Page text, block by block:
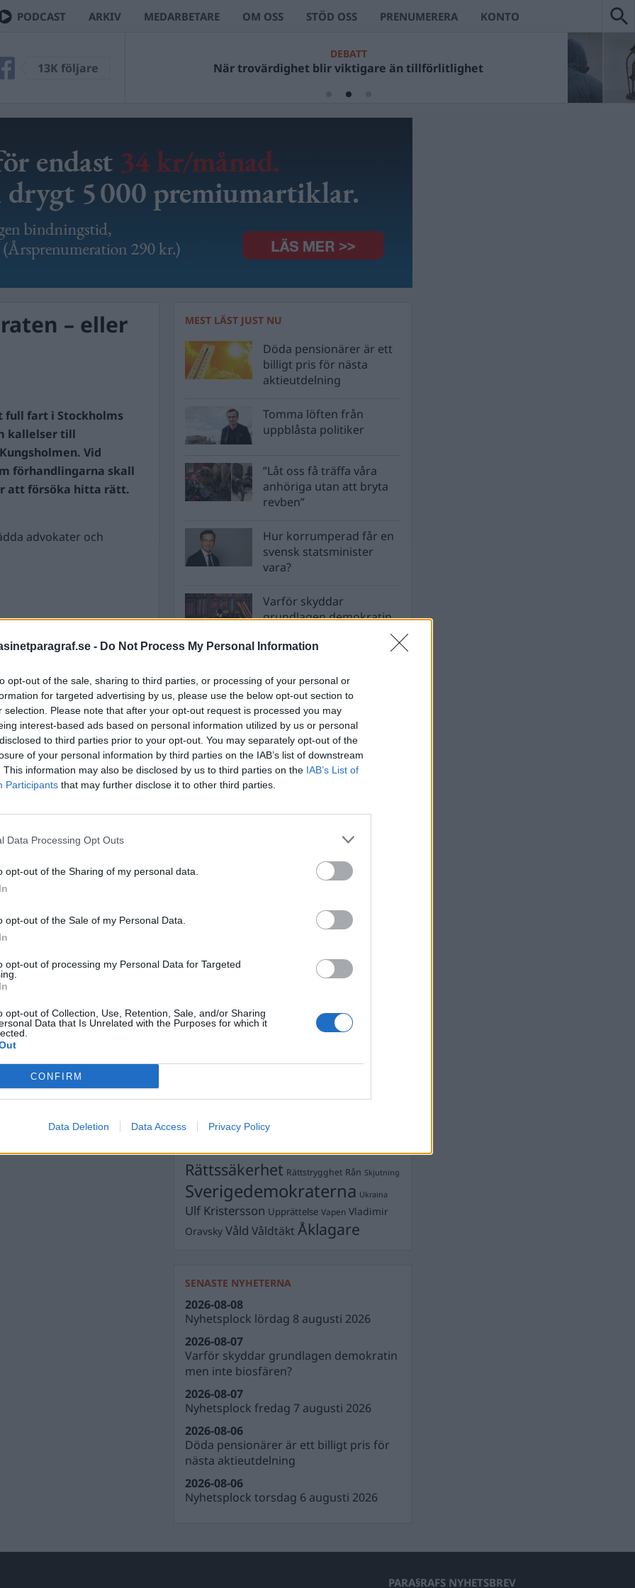
- Do Not Process My Personal Information
opt-out of the sale, sharing to third parties, or processing of your personal or
for targeted advertising by us, please use the below opt-out section to
selection. Please note that after your opt-out request is processed you may
interest-based ads based on personal information utilized by us or personal
to third parties prior to your opt-out. You may separately opt-out of the
of your personal information by third parties on the IAB’s list of downstream
This information may also be disclosed by us to third parties on the IAB’s List of
Participants that may further disclose it to other third parties.
Data Processing Opt Outs
opt-out of the Sharing of my personal data.
opt-out of the Sale of my Personal Data.
opt-out of processing my Personal Data for Targeted
opt-out of Collection, Use, Retention, Sale, and/or Sharing
Data that Is Unrelated with the Purposes for which it
CONFIRM
Data Deletion Data Access Privacy Policy
PODCAST ARKIV MEDARBETARE OM OSS STÖD OSS PRENUMERERA KONTO
13K följare
DEBATT
När trovärdighet blir viktigare än tillförlitlighet
– eller
full fart i Stockholms
kallelser till
Vid
förhandlingarna skall
att försöka hitta rätt.
advokater och
MEST LÄST JUST NU
Döda pensionärer är ett
billigt pris för nästa
aktieutdelning
Tomma löften från
uppblåsta politiker
”Låt oss få träffa våra
anhöriga utan att bryta
revben”
Hur korrumperad får en
svensk statsminister
vara?
Varför skyddar
grundlagen demokratin
STÖD OSS
Stöd Para§rafs bevakning av högerextremismen
PRENUMERERA PÅ PARA§RAFS NYHETSBREV
Andreas
Brottslighet Börje
Börje R P Carlsson
Demokrati Dick Sundevall
Jimmie Åkesson Kokainmålet
LagarMichael Pålsson
Silventoinen Petter Inedahl
PoliserRasismRicard A R Nilsson
Rättssäkerhet Rättstrygghet Rån Skjutning
Sverigedemokraterna Ukraina
Ulf Kristersson Upprättelse Vapen Vladimir
Oravsky Våld Våldtäkt Åklagare
SENASTE NYHETERNA
Nyhetsplock lördag 8 augusti 2026
2026-08-08
Varför skyddar grundlagen demokratin
men inte biosfären?
2026-08-07
Nyhetsplock fredag 7 augusti 2026
2026-08-07
Döda pensionärer är ett billigt pris för
nästa aktieutdelning
2026-08-06
Nyhetsplock torsdag 6 augusti 2026
2026-08-06
PARA§RAFS NYHETSBREV